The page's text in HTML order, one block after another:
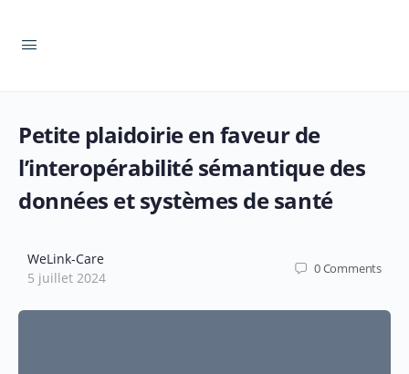
Petite plaidoirie en faveur de
l’interopérabilité sémantique des
données et systèmes de santé
WeLink-Care
5 juillet 2024
0Comments